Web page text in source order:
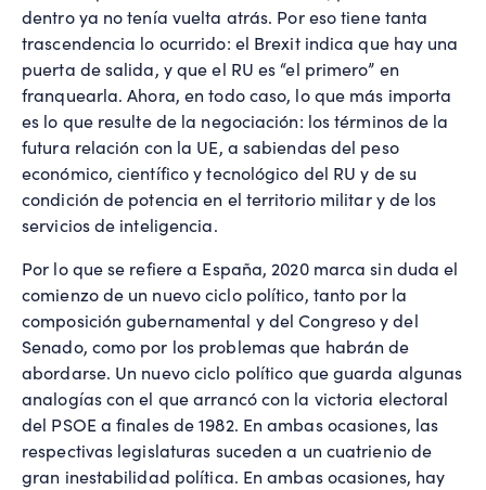
dentro ya no tenía vuelta atrás. Por eso tiene tanta
trascendencia lo ocurrido: el Brexit indica que hay una
puerta de salida, y que el RU es “el primero” en
franquearla. Ahora, en todo caso, lo que más importa
es lo que resulte de la negociación: los términos de la
futura relación con la UE, a sabiendas del peso
económico, científico y tecnológico del RU y de su
condición de potencia en el territorio militar y de los
servicios de inteligencia.
Por lo que se refiere a España, 2020 marca sin duda el
comienzo de un nuevo ciclo político, tanto por la
composición gubernamental y del Congreso y del
Senado, como por los problemas que habrán de
abordarse. Un nuevo ciclo político que guarda algunas
analogías con el que arrancó con la victoria electoral
del PSOE a finales de 1982. En ambas ocasiones, las
respectivas legislaturas suceden a un cuatrienio de
gran inestabilidad política. En ambas ocasiones, hay